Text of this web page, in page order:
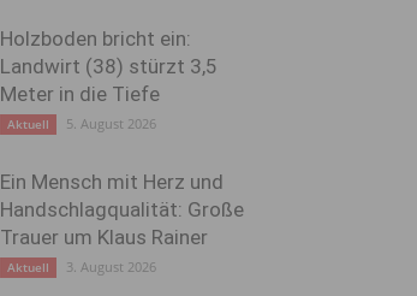
Holzboden bricht ein:
Landwirt (38) stürzt 3,5
Meter in die Tiefe
Aktuell 5. August 2026
Ein Mensch mit Herz und
Handschlagqualität: Große
Trauer um Klaus Rainer
Aktuell 3. August 2026